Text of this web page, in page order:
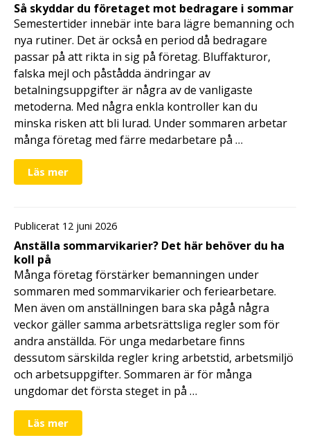
Så skyddar du företaget mot bedragare i sommar
Semestertider innebär inte bara lägre bemanning och
nya rutiner. Det är också en period då bedragare
passar på att rikta in sig på företag. Bluffakturor,
falska mejl och påstådda ändringar av
betalningsuppgifter är några av de vanligaste
metoderna. Med några enkla kontroller kan du
minska risken att bli lurad. Under sommaren arbetar
många företag med färre medarbetare på …
Läs mer
Publicerat 12 juni 2026
Anställa sommarvikarier? Det här behöver du ha
koll på
Många företag förstärker bemanningen under
sommaren med sommarvikarier och feriearbetare.
Men även om anställningen bara ska pågå några
veckor gäller samma arbetsrättsliga regler som för
andra anställda. För unga medarbetare finns
dessutom särskilda regler kring arbetstid, arbetsmiljö
och arbetsuppgifter. Sommaren är för många
ungdomar det första steget in på …
Läs mer